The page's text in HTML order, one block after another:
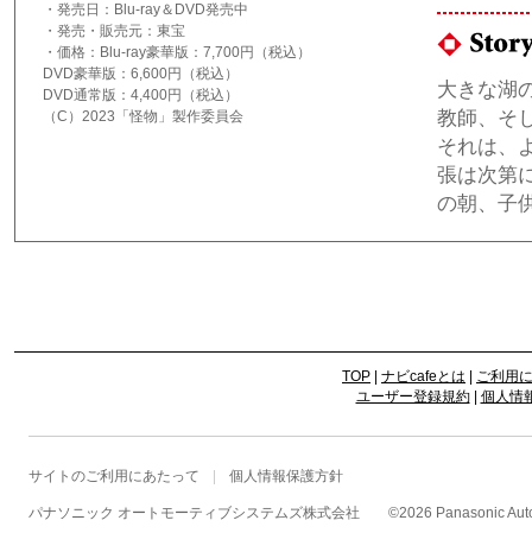
・発売日：Blu-ray＆DVD発売中
・発売・販売元：東宝
・価格：Blu-ray豪華版：7,700円（税込）
DVD豪華版：6,600円（税込）
DVD通常版：4,400円（税込）
（C）2023「怪物」製作委員会
大きな湖
教師、そ
それは、
張は次第
の朝、子
TOP ナビcafeとは
ご利用
ユーザー登録規約| 個人情
サイトのご利用にあたって 個人情報保護方針
パナソニック オートモーティブシステムズ株式会社 ©2026 Panasonic